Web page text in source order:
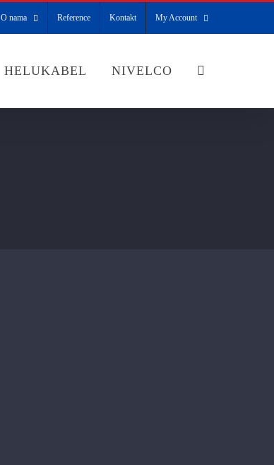
O nama Reference Kontakt My Account
HELUKABEL NIVELCO